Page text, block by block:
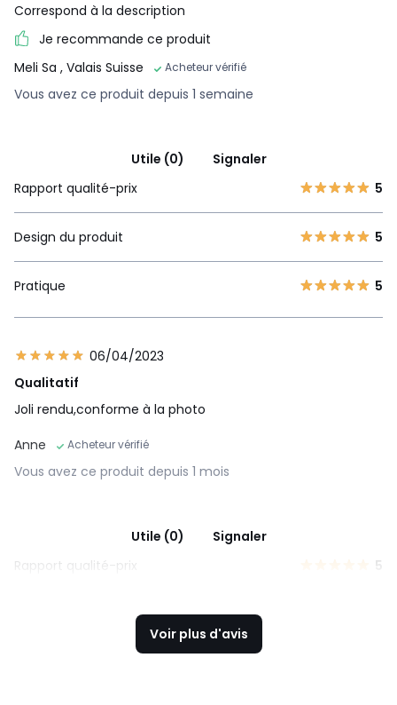
Correspond à la description
Je recommande ce produit
Meli Sa , Valais Suisse Acheteur vérifié
Vous avez ce produit depuis 1 semaine
Utile (0)
Signaler
Rapport qualité-prix
5
Design du produit 5
Pratique 5
06/04/2023
Qualitatif
Joli rendu,conforme à la photo
Anne
Acheteur vérifié
Vous avez ce produit depuis 1 mois
Utile (0)
Signaler
Rapport qualité-prix
5
Voir plus d'avis